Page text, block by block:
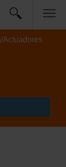
Actuadores